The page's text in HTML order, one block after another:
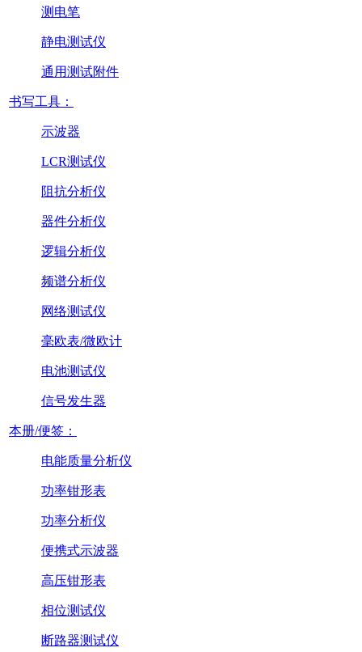
测电笔
静电测试仪
通用测试附件
书写工具：
示波器
LCR测试仪
阻抗分析仪
器件分析仪
逻辑分析仪
频谱分析仪
网络测试仪
毫欧表/微欧计
电池测试仪
信号发生器
本册/便签：
电能质量分析仪
功率钳形表
功率分析仪
便携式示波器
高压钳形表
相位测试仪
断路器测试仪